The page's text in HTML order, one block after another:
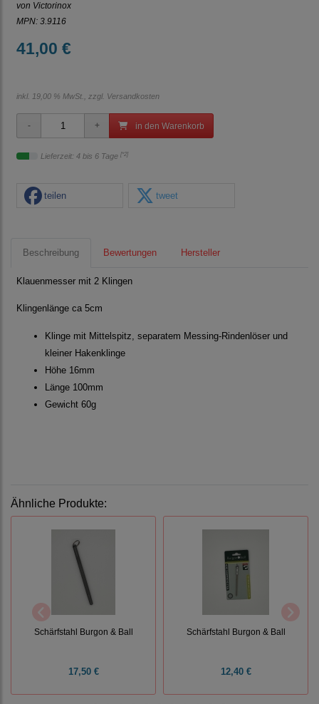
von Victorinox
MPN: 3.9116
41,00 €
inkl. 19,00 % MwSt., zzgl. Versandkosten
in den Warenkorb
Lieferzeit: 4 bis 6 Tage [*2]
teilen tweet
Beschreibung Bewertungen Hersteller
Klauenmesser mit 2 Klingen
Klingenlänge ca 5cm
Klinge mit Mittelspitz, separatem Messing-Rindenlöser und
kleiner Hakenklinge
Höhe 16mm
Länge 100mm
Gewicht 60g
Ähnliche Produkte:
Schärfstahl Burgon & Ball
17,50 €
Schärfstahl Burgon & Ball
12,40 €